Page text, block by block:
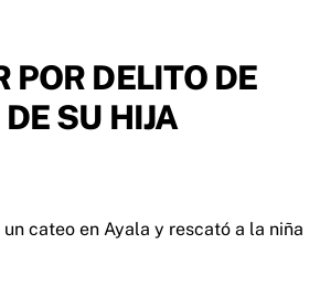
POR DELITO DE
SU HIJA
cateo en Ayala y rescató a la niña